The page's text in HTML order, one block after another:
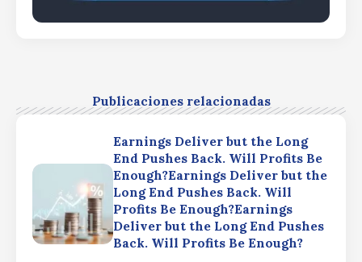
Publicaciones relacionadas
Earnings Deliver but the Long
End Pushes Back. Will Profits Be
Enough?Earnings Deliver but the
Long End Pushes Back. Will
Profits Be Enough?Earnings
Deliver but the Long End Pushes
Back. Will Profits Be Enough?